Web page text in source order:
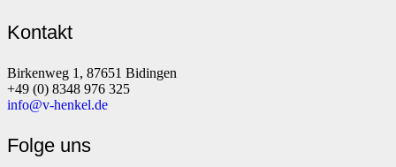
Kontakt
Birkenweg 1, 87651 Bidingen
+49 (0) 8348 976 325
info@v-henkel.de
Folge uns